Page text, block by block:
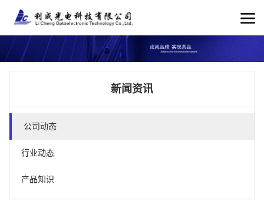
新闻资讯
公司动态
行业动态
产品知识